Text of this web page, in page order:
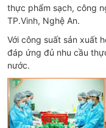
thực phẩm sạch, công
TP.Vinh, Nghệ An.
Với công suất sản xuất
đáp ứng đủ nhu cầu
nước.